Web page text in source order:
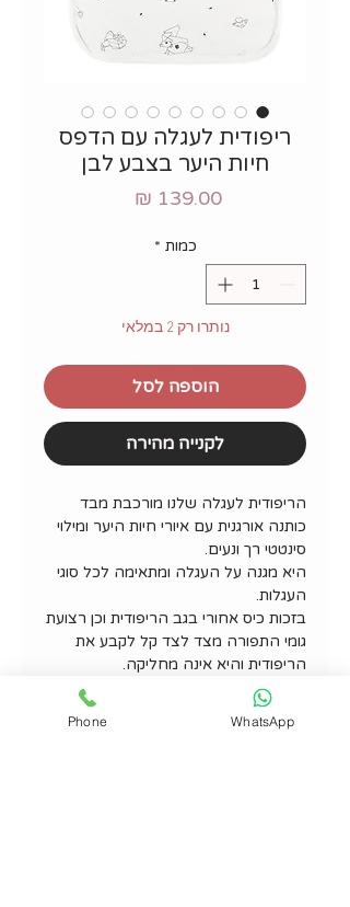
ריפודית לעגלה עם הדפס
חיות היער בצבע לבן
‏139.00 ‏₪
כמות *
נותרו רק 2 במלאי
הוספה לסל
לקנייה מהירה
הריפודית לעגלה שלנו מורכבת מבד
כותנה אורגנית עם איורי חיות היער ומילוי
סינטטי רך ונעים.
היא מגנה על העגלה ומתאימה לכל סוגי
העגלות.
בזכות כיס אחורי בגב הריפודית וכן רצועת
גומי התפורה מצד לצד קל לקבע את
הריפודית והיא אינה מחליקה.
האיורים המקוריים על גבי מוצרי
kookoolon מצויירים בקוים נקיים, רגועים
ונעימים לעין, ומודפסים על בדים איכותיים
Phone WhatsApp